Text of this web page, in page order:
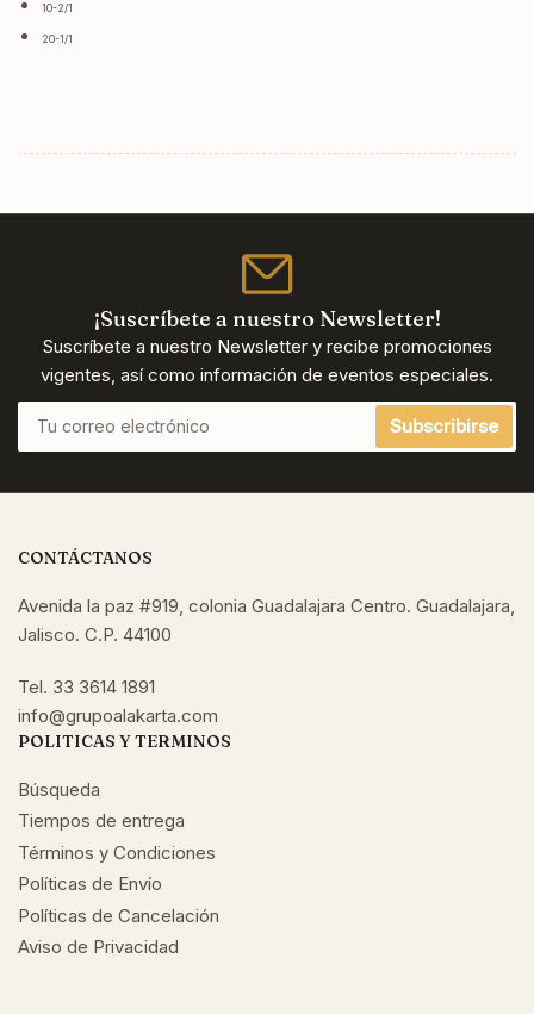
10-2/1
20-1/1
¡Suscríbete a nuestro Newsletter!
Suscríbete a nuestro Newsletter y recibe promociones
vigentes, así como información de eventos especiales.
Tu
correo
electrónico
Subscribirse
CONTÁCTANOS
Avenida la paz #919, colonia Guadalajara Centro. Guadalajara,
Jalisco. C.P. 44100
Tel. 33 3614 1891
info@grupoalakarta.com
POLITICAS Y TERMINOS
Búsqueda
Tiempos de entrega
Términos y Condiciones
Políticas de Envío
Políticas de Cancelación
Aviso de Privacidad